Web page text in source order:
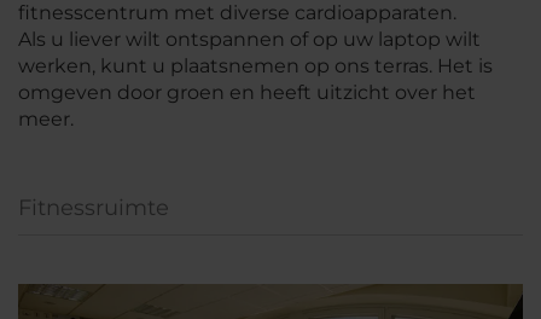
fitnesscentrum met diverse cardioapparaten.
Als u liever wilt ontspannen of op uw laptop wilt
werken, kunt u plaatsnemen op ons terras. Het is
omgeven door groen en heeft uitzicht over het
meer.
Fitnessruimte